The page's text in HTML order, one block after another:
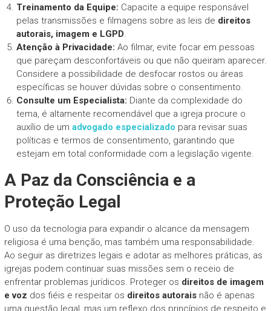
Treinamento da Equipe: Capacite a equipe responsável
pelas transmissões e filmagens sobre as leis de direitos
autorais, imagem e LGPD.
Atenção à Privacidade: Ao filmar, evite focar em pessoas
que pareçam desconfortáveis ou que não queiram aparecer.
Considere a possibilidade de desfocar rostos ou áreas
específicas se houver dúvidas sobre o consentimento.
Consulte um Especialista: Diante da complexidade do
tema, é altamente recomendável que a igreja procure o
auxílio de um advogado especializado para revisar suas
políticas e termos de consentimento, garantindo que
estejam em total conformidade com a legislação vigente.
A Paz da Consciência e a
Proteção Legal
O uso da tecnologia para expandir o alcance da mensagem
religiosa é uma benção, mas também uma responsabilidade.
Ao seguir as diretrizes legais e adotar as melhores práticas, as
igrejas podem continuar suas missões sem o receio de
enfrentar problemas jurídicos. Proteger os direitos de imagem
e voz dos fiéis e respeitar os direitos autoraisnão é apenas
uma questão legal, mas um reflexo dos princípios de respeito e